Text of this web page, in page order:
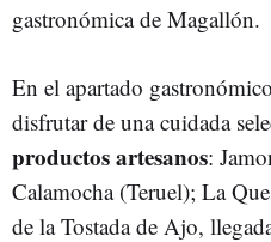
gastronómica de Magallón.
En el apartado
disfrutar de una cuidada
productos artesanos:
Calamocha (Teruel); La
de la Tostada de Ajo,